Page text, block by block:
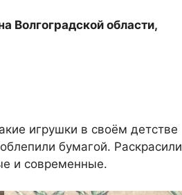
Волгоградской области,
игрушки в своём детстве
бумагой. Раскрасили
и современные.